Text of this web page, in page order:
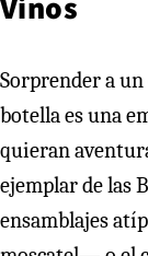
Sorprender a
botella es una
quieran
ejemplar de las
ensamblajes